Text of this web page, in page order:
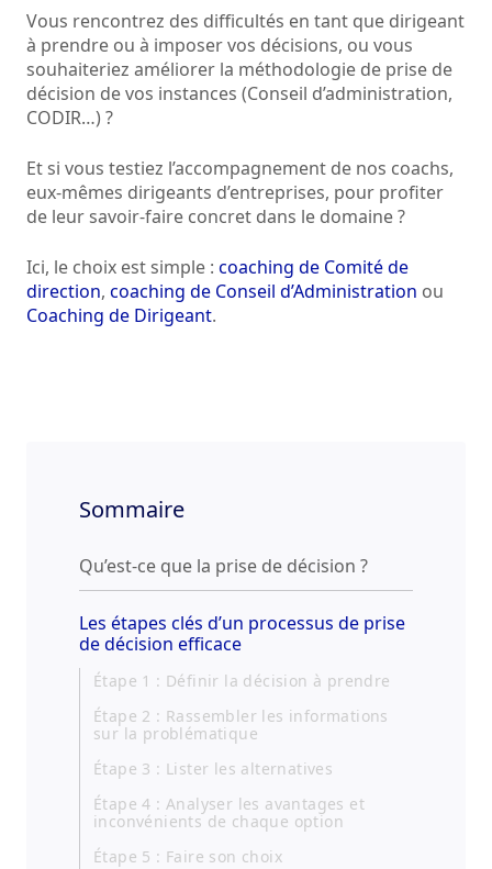
Vous rencontrez des difficultés en tant que dirigeant
à prendre ou à imposer vos décisions, ou vous
souhaiteriez améliorer la méthodologie de prise de
décision de vos instances (Conseil d’administration,
CODIR…) ?
Et si vous testiez l’accompagnement de nos coachs,
eux-mêmes dirigeants d’entreprises, pour profiter
de leur savoir-faire concret dans le domaine ?
Ici, le choix est simple : coaching de Comité de
direction, coaching de Conseil d’Administration ou
Coaching de Dirigeant.
Sommaire
Qu’est-ce que la prise de décision ?
Les étapes clés d’un processus de prise
de décision efficace
Étape 1 : Définir la décision à prendre
Étape 2 : Rassembler les informations
sur la problématique
Étape 3 : Lister les alternatives
Étape 4 : Analyser les avantages et
inconvénients de chaque option
Étape 5 : Faire son choix